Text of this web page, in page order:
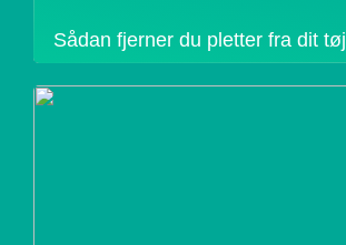
Sådan fjerner du pletter fra dit tøj